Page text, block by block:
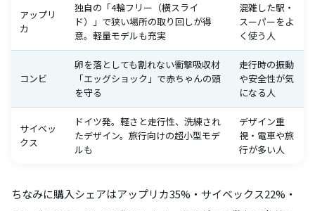
アップリ
カ
独自の「4輪フリー（横スライ
ド）」で狭い場所の取り回しが得
意。軽量モデルも充実
混雑した駅・
スーパーをよ
く使う人
コンビ
卵を落としても割れない衝撃吸収材
「エッグショック」で赤ちゃんの頭
を守る
走行時の振動
や安全性が気
になる人
サイベッ
クス
ドイツ発。軽さと走行性、洗練され
たデザイン。旅行向けの超小型モデ
ルも
デザイン重
視・電車や旅
行が多い人
ちなみに購入シェアはアップリカ35%・サイベックス22%・